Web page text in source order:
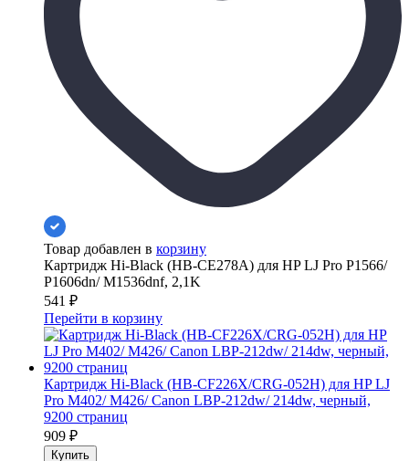
Товар добавлен в корзину
Картридж Hi-Black (HB-CE278A) для HP LJ Pro P1566/
P1606dn/ M1536dnf, 2,1K
541 ₽
Перейти в корзину
Картридж Hi-Black (HB-CF226X/CRG-052H) для HP LJ
Pro M402/ M426/ Canon LBP-212dw/ 214dw, черный,
9200 страниц
909 ₽